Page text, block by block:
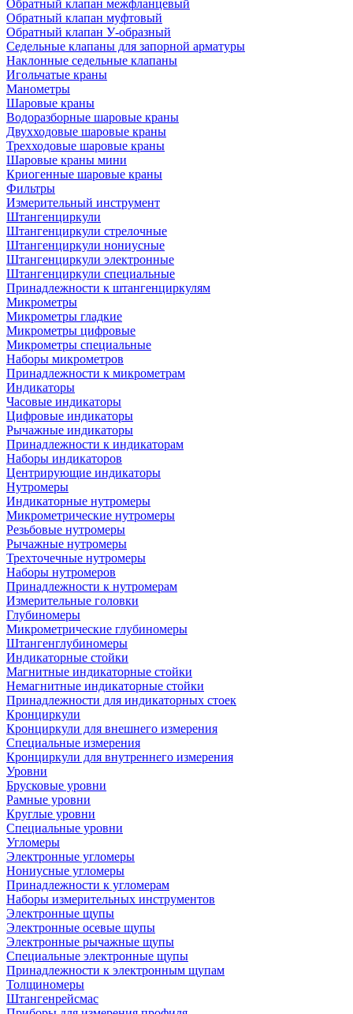
Обратный клапан межфланцевый
Обратный клапан муфтовый
Обратный клапан У-образный
Седельные клапаны для запорной арматуры
Наклонные седельные клапаны
Игольчатые краны
Манометры
Шаровые краны
Водоразборные шаровые краны
Двухходовые шаровые краны
Трехходовые шаровые краны
Шаровые краны мини
Криогенные шаровые краны
Фильтры
Измерительный инструмент
Штангенциркули
Штангенциркули стрелочные
Штангенциркули нониусные
Штангенциркули электронные
Штангенциркули специальные
Принадлежности к штангенциркулям
Микрометры
Микрометры гладкие
Микрометры цифровые
Микрометры специальные
Наборы микрометров
Принадлежности к микрометрам
Индикаторы
Часовые индикаторы
Цифровые индикаторы
Рычажные индикаторы
Принадлежности к индикаторам
Наборы индикаторов
Центрирующие индикаторы
Нутромеры
Индикаторные нутромеры
Микрометрические нутромеры
Резьбовые нутромеры
Рычажные нутромеры
Трехточечные нутромеры
Наборы нутромеров
Принадлежности к нутромерам
Измерительные головки
Глубиномеры
Микрометрические глубиномеры
Штангенглубиномеры
Индикаторные стойки
Магнитные индикаторные стойки
Немагнитные индикаторные стойки
Принадлежности для индикаторных стоек
Кронциркули
Кронциркули для внешнего измерения
Специальные измерения
Кронциркули для внутреннего измерения
Уровни
Брусковые уровни
Рамные уровни
Круглые уровни
Специальные уровни
Угломеры
Электронные угломеры
Нониусные угломеры
Принадлежности к угломерам
Наборы измерительных инструментов
Электронные щупы
Электронные осевые щупы
Электронные рычажные щупы
Специальные электронные щупы
Принадлежности к электронным щупам
Толщиномеры
Штангенрейсмас